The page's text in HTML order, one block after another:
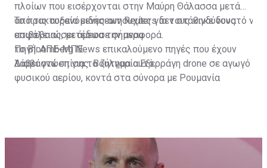
πλοίων που εισέρχονται στην Μαύρη Θάλασσα μετά
από τις αυξανόμενες ανησυχίες για τους κινδύνους
ασφάλειας, μετέδωσε σήμερα
το Bloomberg News επικαλούμενο πηγές που έχουν
λάβει γνώση για το ζήτημα αυτό.
Το πρακτορείο ειδήσεων Reuters δεν στάθηκε δυνατό να
επιβεβαιώσει άμεσα την αναφορά.
Πηγή: ΑΠΕ-ΜΠΕ
Διαβάστε επίσης:Βουλγαρία:Εξερράγη drone σε αγωγό
φυσικού αερίου, κοντά στα σύνορα με Ρουμανία